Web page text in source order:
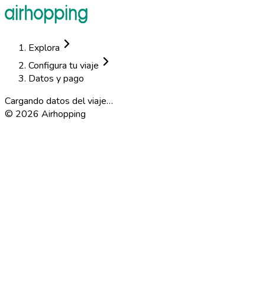
Explora
Configura tu viaje
Datos y pago
Cargando datos del viaje…
© 2026 Airhopping